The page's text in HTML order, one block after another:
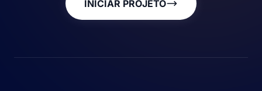
INICIAR PROJETO